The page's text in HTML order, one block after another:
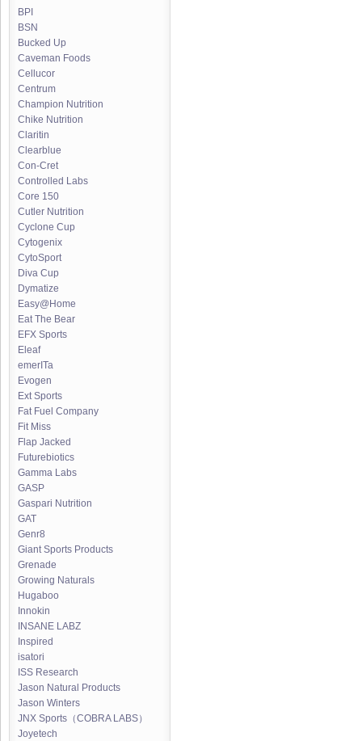
BPI
BSN
Bucked Up
Caveman Foods
Cellucor
Centrum
Champion Nutrition
Chike Nutrition
Claritin
Clearblue
Con-Cret
Controlled Labs
Core 150
Cutler Nutrition
Cyclone Cup
Cytogenix
CytoSport
Diva Cup
Dymatize
Easy@Home
Eat The Bear
EFX Sports
Eleaf
emerITa
Evogen
Ext Sports
Fat Fuel Company
Fit Miss
Flap Jacked
Futurebiotics
Gamma Labs
GASP
Gaspari Nutrition
GAT
Genr8
Giant Sports Products
Grenade
Growing Naturals
Hugaboo
Innokin
INSANE LABZ
Inspired
isatori
ISS Research
Jason Natural Products
Jason Winters
JNX Sports（COBRA LABS）
Joyetech